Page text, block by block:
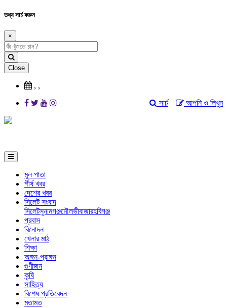
তথ্য সার্চ করুন
×
Close
, ,
আপনি ও লিখুন
সার্চ
মূল পাতা
শীর্ষ খবর
দেশের খবর
সিলেট সংবাদ
সিলেটসুনামগঞ্জমৌলভীবাজারহবিগঞ্জ
প্রবাস
বিনোদন
খেলার মাঠ
শিক্ষা
অঙ্গন-প্রাঙ্গন
গুণীজন
কৃষি
সাহিত্য
বিশেষ প্রতিবেদন
মতামত